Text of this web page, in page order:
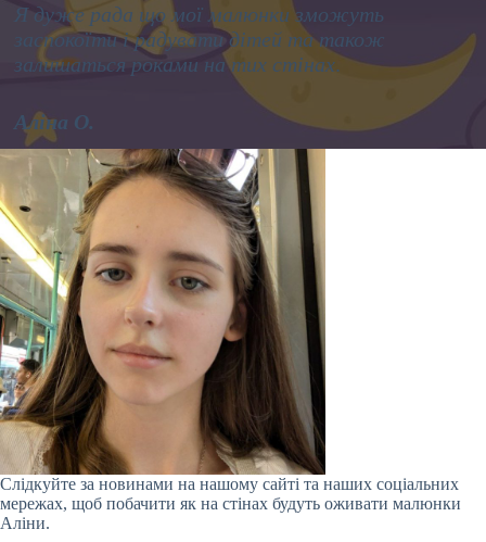
Я дуже рада що мої малюнки зможуть
заспокоїти і радувати дітей та також
залишаться роками на тих стінах.
Аліна О.
Слідкуйте за новинами на нашому сайті та наших соціальних
мережах, щоб побачити як на стінах будуть оживати малюнки
Аліни.